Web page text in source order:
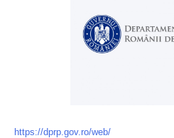
https://dprp.gov.ro/web/